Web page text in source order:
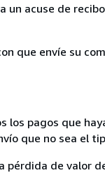
un acuse de
que envíe su
pagos que
que no sea el
pérdida de valor